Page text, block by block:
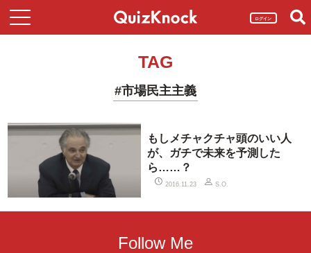
ログイン
TAG
#市場民主主義
もしメチャクチャ頭のいい人
が、ガチで未来を予測した
ら……？
2016.11.23 S.O.
Follow Me